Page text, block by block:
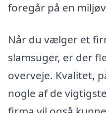
foregår på en
Når du vælger et
slamsuger, er der
overveje. Kvalitet,
nogle af de